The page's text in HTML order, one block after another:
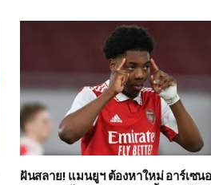
ฝันสลาย! แมนยูฯ ต้องหาใหม่ อาร์เซน